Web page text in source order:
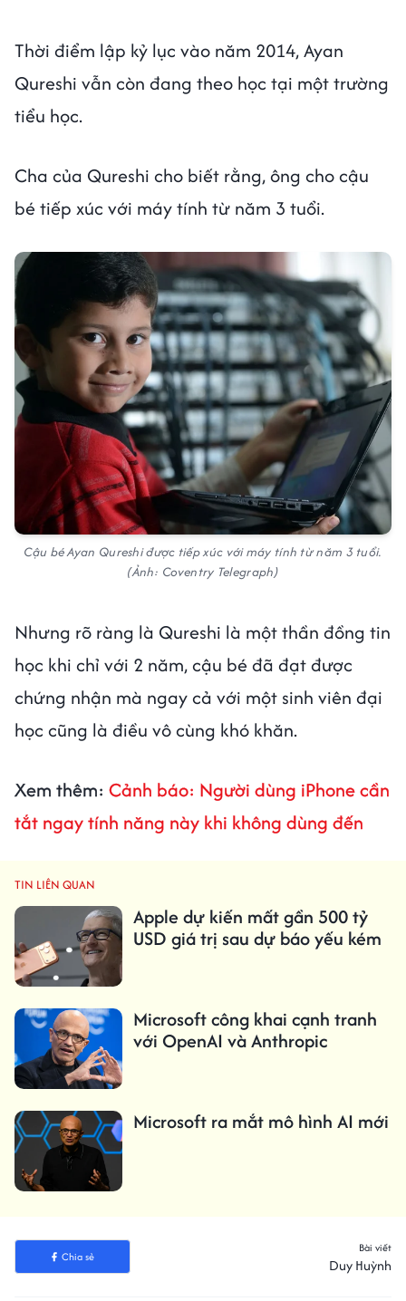
Thời điểm lập kỷ lục vào năm 2014, Ayan
Qureshi vẫn còn đang theo học tại một trường
tiểu học.
Cha của Qureshi cho biết rằng, ông cho cậu
bé tiếp xúc với máy tính từ năm 3 tuổi.
Cậu bé Ayan Qureshi được tiếp xúc với máy tính từ năm 3 tuổi.
(Ảnh: Coventry Telegraph)
Nhưng rõ ràng là Qureshi là một thần đồng tin
học khi chỉ với 2 năm, cậu bé đã đạt được
chứng nhận mà ngay cả với một sinh viên đại
học cũng là điều vô cùng khó khăn.
Xem thêm: Cảnh báo: Người dùng iPhone cần
tắt ngay tính năng này khi không dùng đến
TIN LIÊN QUAN
Apple dự kiến ​​mất gần 500 tỷ
USD giá trị sau dự báo yếu kém
Microsoft công khai cạnh tranh
với OpenAI và Anthropic
Microsoft ra mắt mô hình AI mới
Chia sẻ
Bài viết
Duy Huỳnh